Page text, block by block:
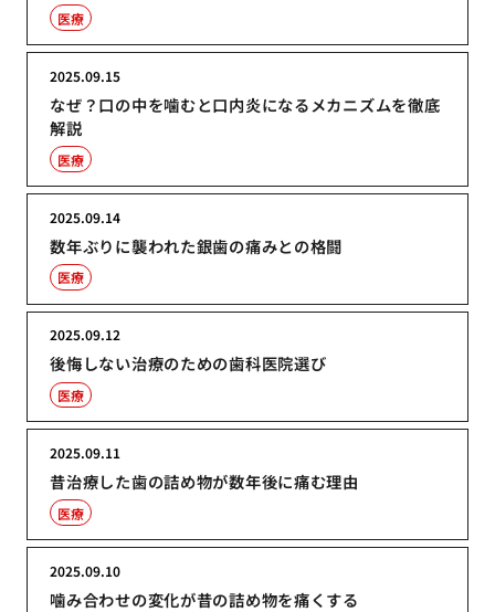
医療
なぜ？口の中を噛むと口内炎になるメカニズムを徹底
解説
2025.09.15
医療
数年ぶりに襲われた銀歯の痛みとの格闘
2025.09.14
医療
後悔しない治療のための歯科医院選び
2025.09.12
医療
昔治療した歯の詰め物が数年後に痛む理由
2025.09.11
医療
噛み合わせの変化が昔の詰め物を痛くする
2025.09.10